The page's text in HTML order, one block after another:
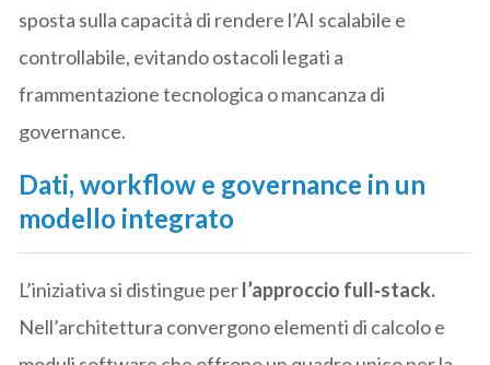
sposta sulla capacità di rendere l’AI scalabile e
controllabile, evitando ostacoli legati a
frammentazione tecnologica o mancanza di
governance.
Dati, workflow e governance in un
modello integrato
L’iniziativa si distingue perl’approccio full‑stack.
Nell’architettura convergono elementi di calcolo e